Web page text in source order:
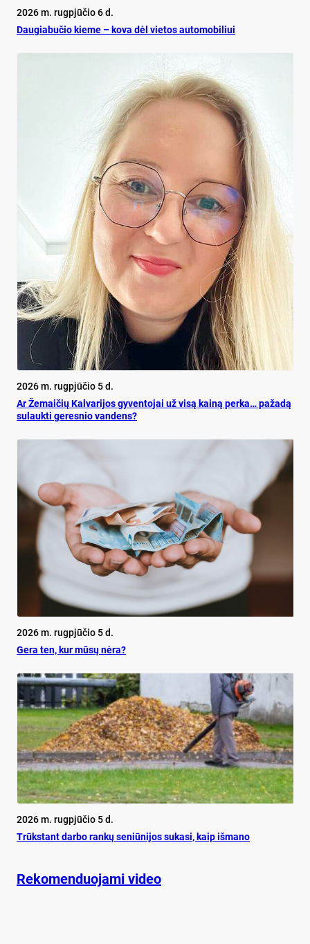
2026 m. rugpjūčio 6 d.
Dau­gia­bu­čio kie­me – ko­va dėl vie­tos au­to­mo­bi­liui
2026 m. rugpjūčio 5 d.
Ar Že­mai­čių Kal­va­ri­jos gy­ven­to­jai už vi­są kai­ną per­ka… pa­ža­dą
su­lauk­ti ge­res­nio van­dens?
2026 m. rugpjūčio 5 d.
Ge­ra ten, kur mū­sų nė­ra?
2026 m. rugpjūčio 5 d.
Trūks­tant dar­bo ran­kų se­niū­ni­jos su­ka­si, kaip iš­ma­no
Rekomenduojami video